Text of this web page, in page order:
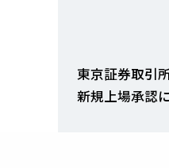
東京証券取引
新規上場承認